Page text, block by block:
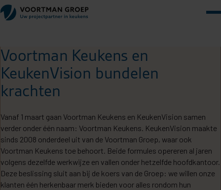
Voortman Keukens en
KeukenVision bundelen
krachten
Vanaf 1 maart gaan Voortman Keukens en KeukenVision samen
verder onder één naam: Voortman Keukens. KeukenVision maakte
sinds 2008 onderdeel uit van de Voortman Groep, waar ook
Voortman Keukens toe behoort. Beide formules opereren al jaren
volgens dezelfde werkwijze en vallen onder hetzelfde hoofdkantoor.
Deze beslissing sluit aan bij de koers van de Groep: we willen onze
klanten één herkenbaar merk bieden voor alles rondom hun